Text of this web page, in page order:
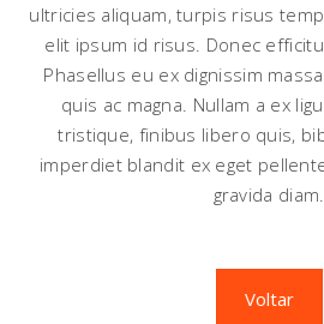
ultricies aliquam, turpis risus
elit ipsum id risus. Donec
Phasellus eu ex dignissim
quis ac magna. Nullam a ex
tristique, finibus libero quis,
imperdiet blandit ex eget
gravida diam.
Voltar